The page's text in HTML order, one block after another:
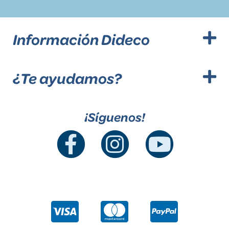
Información Dideco
¿Te ayudamos?
¡Síguenos!